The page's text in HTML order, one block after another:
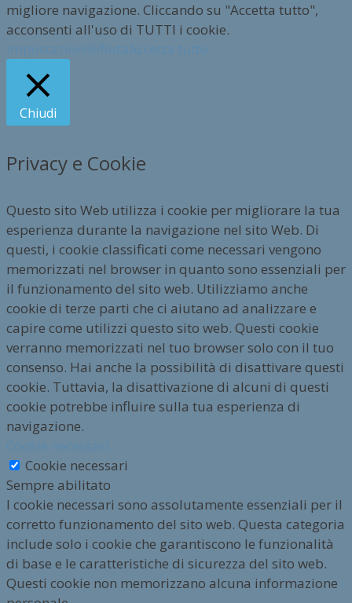
migliore navigazione. Cliccando su "Accetta tutto",
acconsenti all'uso di TUTTI i cookie.
Chiudi
Privacy e Cookie
Questo sito Web utilizza i cookie per migliorare la tua
esperienza durante la navigazione nel sito Web. Di
questi, i cookie classificati come necessari vengono
memorizzati nel browser in quanto sono essenziali per
il funzionamento del sito web. Utilizziamo anche
cookie di terze parti che ci aiutano ad analizzare e
capire come utilizzi questo sito web. Questi cookie
verranno memorizzati nel tuo browser solo con il tuo
consenso. Hai anche la possibilità di disattivare questi
cookie. Tuttavia, la disattivazione di alcuni di questi
cookie potrebbe influire sulla tua esperienza di
navigazione.
Cookie necessari
Sempre abilitato
I cookie necessari sono assolutamente essenziali per il
corretto funzionamento del sito web. Questa categoria
include solo i cookie che garantiscono le funzionalità
di base e le caratteristiche di sicurezza del sito web.
Questi cookie non memorizzano alcuna informazione